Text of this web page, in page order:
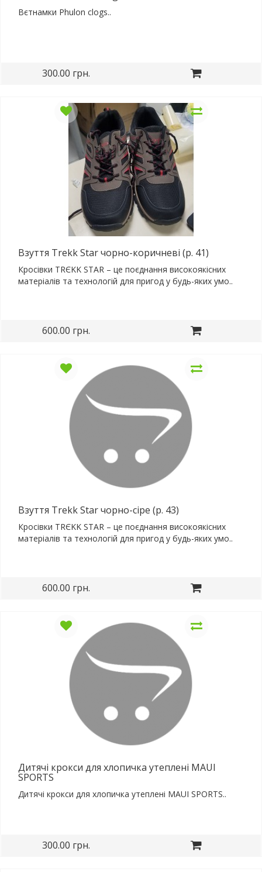
Вєтнамки Phulon clogs..
300.00 грн.
Взуття Trekk Star чорно-коричневі (р. 41)
Кросівки TRЄKK STAR – це поєднання високоякісних
матеріалів та технологій для пригод у будь-яких умо..
600.00 грн.
Взуття Trekk Star чорно-сіре (р. 43)
Кросівки TRЄKK STAR – це поєднання високоякісних
матеріалів та технологій для пригод у будь-яких умо..
600.00 грн.
Дитячі крокси для хлопичка утеплені MAUI
SPORTS
Дитячі крокси для хлопичка утеплені MAUI SPORTS..
300.00 грн.